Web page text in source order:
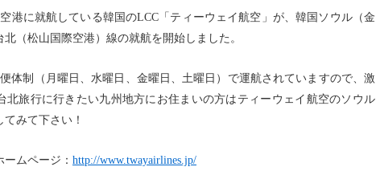
港に就航している韓国のLCC「ティーウェイ航空」が、韓国ソウル（金
（松山国際空港）線の就航を開始しました。
体制（月曜日、水曜日、金曜日、土曜日）で運航されていますので、激
北旅行に行きたい九州地方にお住まいの方はティーウェイ航空のソウル
みて下さい！
ムページ： http://www.twayairlines.jp/